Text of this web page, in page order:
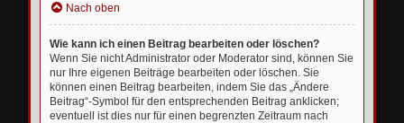
Nach oben
Wie kann ich einen Beitrag bearbeiten oder löschen?
Wenn Sie nicht Administrator oder Moderator sind, können Sie
nur Ihre eigenen Beiträge bearbeiten oder löschen. Sie
können einen Beitrag bearbeiten, indem Sie das „Ändere
Beitrag“-Symbol für den entsprechenden Beitrag anklicken;
eventuell ist dies nur für einen begrenzten Zeitraum nach